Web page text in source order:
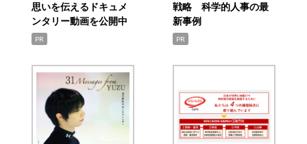
思いを伝えるドキュメ
ンタリー動画を公開中
PR
戦略 科学的人事の最
新事例
PR